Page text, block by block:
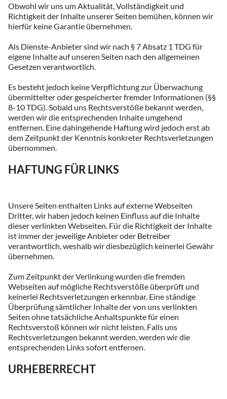
Obwohl wir uns um Aktualität, Vollständigkeit und
Richtigkeit der Inhalte unserer Seiten bemühen, können wir
hierfür keine Garantie übernehmen.
Als Dienste-Anbieter sind wir nach § 7 Absatz 1 TDG für
eigene Inhalte auf unseren Seiten nach den allgemeinen
Gesetzen verantwortlich.
Es besteht jedoch keine Verpflichtung zur Überwachung
übermittelter oder gespeicherter fremder Informationen (§§
8-10 TDG). Sobald uns Rechtsverstöße bekannt werden,
werden wir die entsprechenden Inhalte umgehend
entfernen. Eine dahingehende Haftung wird jedoch erst ab
dem Zeitpunkt der Kenntnis konkreter Rechtsverletzungen
übernommen.
HAFTUNG FÜR LINKS
Unsere Seiten enthalten Links auf externe Webseiten
Dritter, wir haben jedoch keinen Einfluss auf die Inhalte
dieser verlinkten Webseiten. Für die Richtigkeit der Inhalte
ist immer der jeweilige Anbieter oder Betreiber
verantwortlich, weshalb wir diesbezüglich keinerlei Gewähr
übernehmen.
Zum Zeitpunkt der Verlinkung wurden die fremden
Webseiten auf mögliche Rechtsverstöße überprüft und
keinerlei Rechtsverletzungen erkennbar. Eine ständige
Überprüfung sämtlicher Inhalte der von uns verlinkten
Seiten ohne tatsächliche Anhaltspunkte für einen
Rechtsverstoß können wir nicht leisten. Falls uns
Rechtsverletzungen bekannt werden, werden wir die
entsprechenden Links sofort entfernen.
URHEBERRECHT